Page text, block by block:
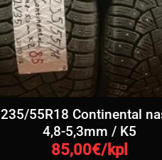
235/55R18 Continental
4,8-5,3mm / K5
85,00€/kpl